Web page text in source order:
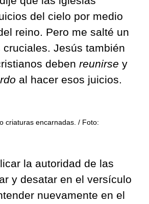
del cielo por medio
reino. Pero me salté un
cruciales. Jesús también
deben reunirse y
al hacer esos juicios.
criaturas encarnadas. / Foto:
la autoridad de las
y desatar en el versículo
nuevamente en el